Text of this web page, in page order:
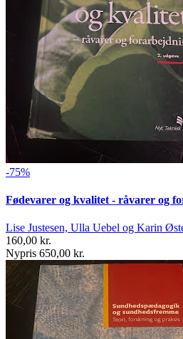
-75%
Fødevarer og kvalitet - råvarer og
Lise Justesen, Ulla Uebel og Karin
160,00 kr.
Nypris 650,00 kr.